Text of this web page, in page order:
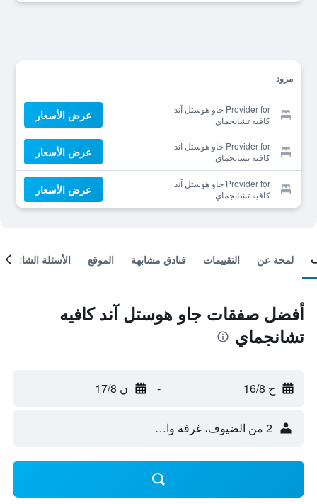
مزود
Provider for جاو هوستل آند
كافيه تشانجماي
عرض الأسعار
Provider for جاو هوستل آند
كافيه تشانجماي
عرض الأسعار
Provider for جاو هوستل آند
كافيه تشانجماي
عرض الأسعار
لمحة عن التقييمات فنادق مشابهة الموقع الأسئلة الشائعة
أفضل صفقات جاو هوستل آند كافيه
تشانجماي
ح 16/8 - ن 17/8
2 من الضيوف، غرفة واحدة